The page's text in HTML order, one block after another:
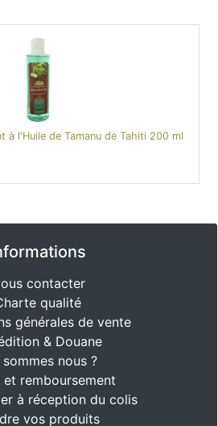
à l'Huile de Tamanu de Tahiti 200 ml
contacter
qualité
générales de vente
& Douane
sommes nous ?
et remboursement
à réception du colis
vos produits